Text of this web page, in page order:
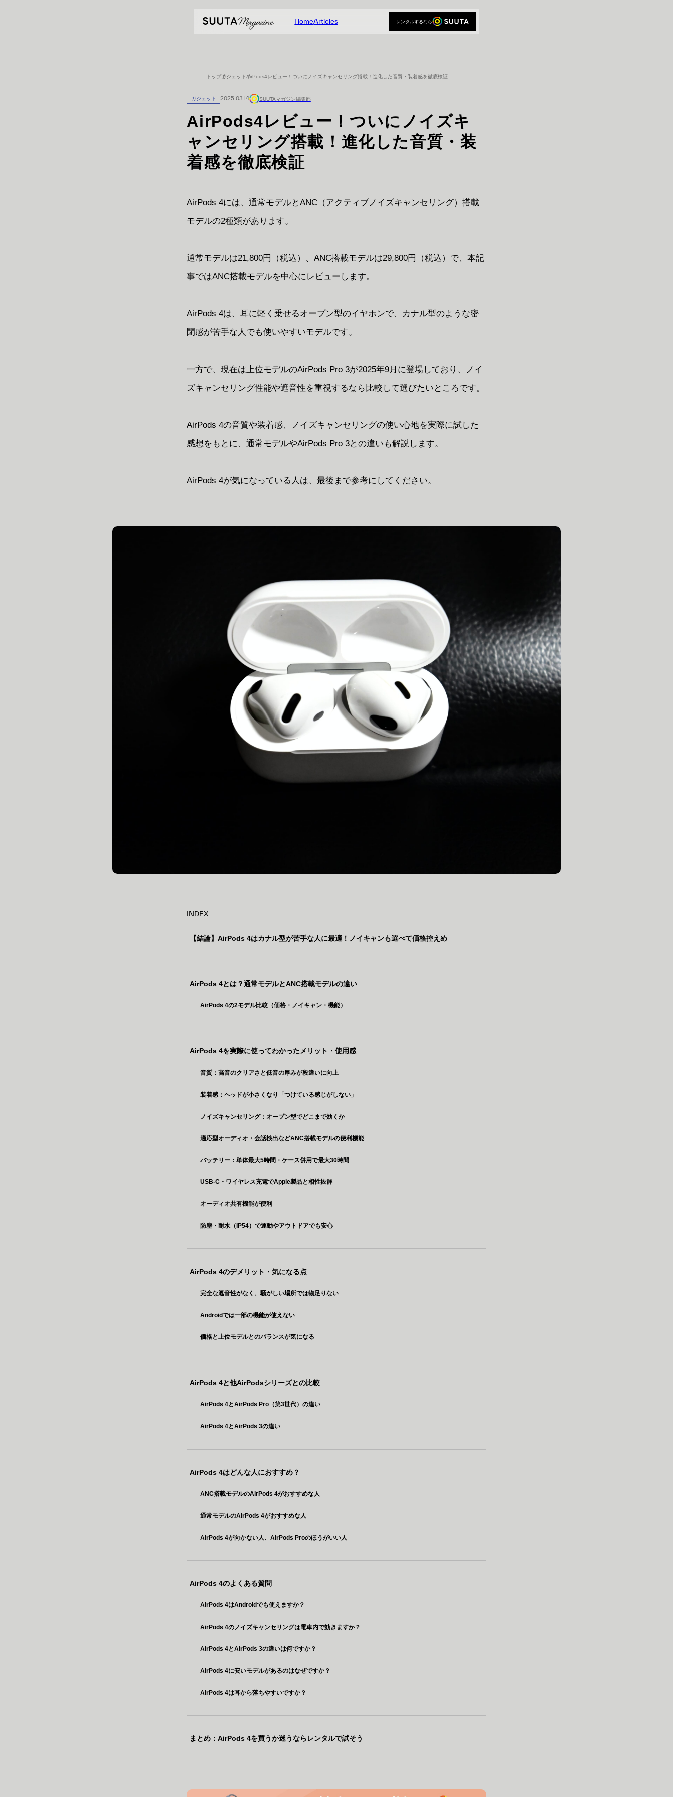
HomeArticles
レンタルするなら
トップガジェットAirPods4レビュー！ついにノイズキャンセリング搭載！進化した音質・装着感を徹底検証
ガジェット 2025.03.14 SUUTAマガジン編集部
AirPods4レビュー！ついにノイズキ
ャンセリング搭載！進化した音質・装
着感を徹底検証
AirPods 4には、通常モデルとANC（アクティブノイズキャンセリング）搭載
モデルの2種類があります。
通常モデルは21,800円（税込）、ANC搭載モデルは29,800円（税込）で、本記
事ではANC搭載モデルを中心にレビューします。
AirPods 4は、耳に軽く乗せるオープン型のイヤホンで、カナル型のような密
閉感が苦手な人でも使いやすいモデルです。
一方で、現在は上位モデルのAirPods Pro 3が2025年9月に登場しており、ノイ
ズキャンセリング性能や遮音性を重視するなら比較して選びたいところです。
AirPods 4の音質や装着感、ノイズキャンセリングの使い心地を実際に試した
感想をもとに、通常モデルやAirPods Pro 3との違いも解説します。
AirPods 4が気になっている人は、最後まで参考にしてください。
INDEX
【結論】AirPods 4はカナル型が苦手な人に最適！ノイキャンも選べて価格控えめ
AirPods 4とは？通常モデルとANC搭載モデルの違い
AirPods 4の2モデル比較（価格・ノイキャン・機能）
AirPods 4を実際に使ってわかったメリット・使用感
音質：高音のクリアさと低音の厚みが段違いに向上
装着感：ヘッドが小さくなり「つけている感じがしない」
ノイズキャンセリング：オープン型でどこまで効くか
適応型オーディオ・会話検出などANC搭載モデルの便利機能
バッテリー：単体最大5時間・ケース併用で最大30時間
USB-C・ワイヤレス充電でApple製品と相性抜群
オーディオ共有機能が便利
防塵・耐水（IP54）で運動やアウトドアでも安心
AirPods 4のデメリット・気になる点
完全な遮音性がなく、騒がしい場所では物足りない
Androidでは一部の機能が使えない
価格と上位モデルとのバランスが気になる
AirPods 4と他AirPodsシリーズとの比較
AirPods 4とAirPods Pro（第3世代）の違い
AirPods 4とAirPods 3の違い
AirPods 4はどんな人におすすめ？
ANC搭載モデルのAirPods 4がおすすめな人
通常モデルのAirPods 4がおすすめな人
AirPods 4が向かない人、AirPods Proのほうがいい人
AirPods 4のよくある質問
AirPods 4はAndroidでも使えますか？
AirPods 4のノイズキャンセリングは電車内で効きますか？
AirPods 4とAirPods 3の違いは何ですか？
AirPods 4に安いモデルがあるのはなぜですか？
AirPods 4は耳から落ちやすいですか？
まとめ：AirPods 4を買うか迷うならレンタルで試そう